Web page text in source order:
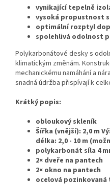
vynikající tepelně
vysoká propustnost
optimální rozptyl
spolehlivá odolnost
Polykarbonátové desky s
klimatickým změnám.
mechanickému namáhání a
snadná údržba přispívají k
Krátký popis:
obloukový skleník
Šířka (vnější): 2,0 m
délka: 2,0 - 10 m
polykarbonát síla 4
2× dveře na pantech
2× okno na pantech
ocelová pozinkovaná